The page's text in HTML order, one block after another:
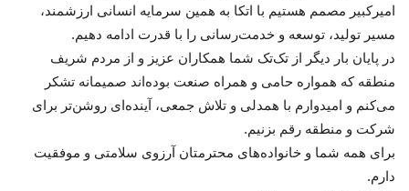
امیرکبیر مصمم هستیم با اتکا به همین سرمایه انسانی ارزشمند،
مسیر تولید، توسعه و خدمت‌رسانی را با قدرت ادامه دهیم.
در پایان بار دیگر از تک‌تک شما همکاران عزیز و از مردم شریف
منطقه که همواره حامی و همراه صنعت بوده‌اند صمیمانه تشکر
می‌کنم و امیدوارم با همدلی و تلاش جمعی، آینده‌ای روشن‌تر برای
شرکت و منطقه رقم بزنیم.
برای همه شما و خانواده‌های محترمتان آرزوی سلامتی و موفقیت
دارم.